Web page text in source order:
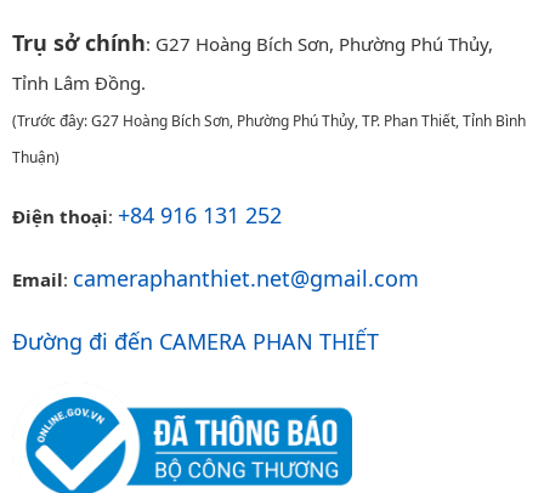
Trụ sở chính: G27 Hoàng Bích Sơn, Phường Phú Thủy,
Tỉnh Lâm Đồng.
(Trước đây: G27 Hoàng Bích Sơn, Phường Phú Thủy, TP. Phan Thiết, Tỉnh Bình
Thuận)
Điện thoại: +84 916 131 252
Email: cameraphanthiet.net@gmail.com
Đường đi đến CAMERA PHAN THIẾT